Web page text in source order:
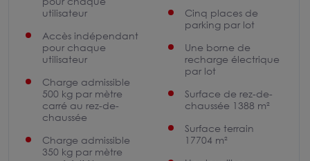
utilisateur
Accès indépendant
pour chaque
utilisateur
Charge admissible
500 kg par mètre
carré au rez-de-
chaussée
Charge admissible
350 kg par mètre
Cinq places de
parking par lot
Une borne de
recharge électrique
par lot
Surface de rez-de-
chaussée 1388 m²
Surface terrain
17704 m²